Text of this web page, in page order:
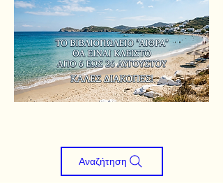
Αναζήτηση